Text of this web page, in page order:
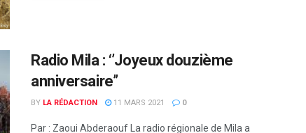
Radio Mila : ‘’Joyeux douzième
anniversaire’’
BY LA RÉDACTION 11 MARS 2021 0
Par : Zaoui Abderaouf La radio régionale de Mila a